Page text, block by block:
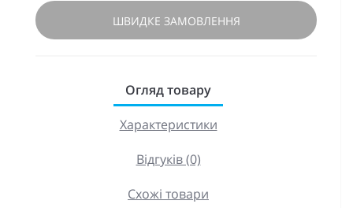
ШВИДКЕ ЗАМОВЛЕННЯ
Огляд товару
Характеристики
Відгуків (0)
Схожі товари